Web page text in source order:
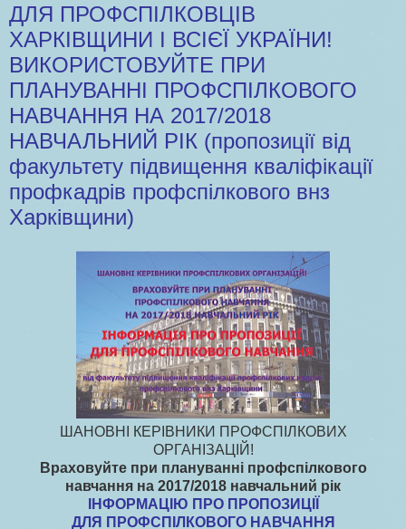
ДЛЯ ПРОФСПІЛКОВЦІВ
ХАРКІВЩИНИ І ВСІЄЇ УКРАЇНИ!
ВИКОРИСТОВУЙТЕ ПРИ
ПЛАНУВАННІ ПРОФСПІЛКОВОГО
НАВЧАННЯ НА 2017/2018
НАВЧАЛЬНИЙ РІК (пропозиції від
факультету підвищення кваліфікації
профкадрів профспілкового внз
Харківщини)
ШАНОВНІ КЕРІВНИКИ ПРОФСПІЛКОВИХ
ОРГАНІЗАЦІЙ!
Враховуйте при плануванні профспілкового
навчання на 2017/2018 навчальний рік
ІНФОРМАЦІЮ ПРО ПРОПОЗИЦІЇ
ДЛЯ ПРОФСПІЛКОВОГО НАВЧАННЯ